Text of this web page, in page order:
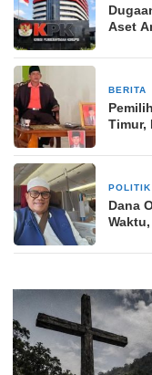
Aset
BERITA
Timur,
POLITIK
Dana